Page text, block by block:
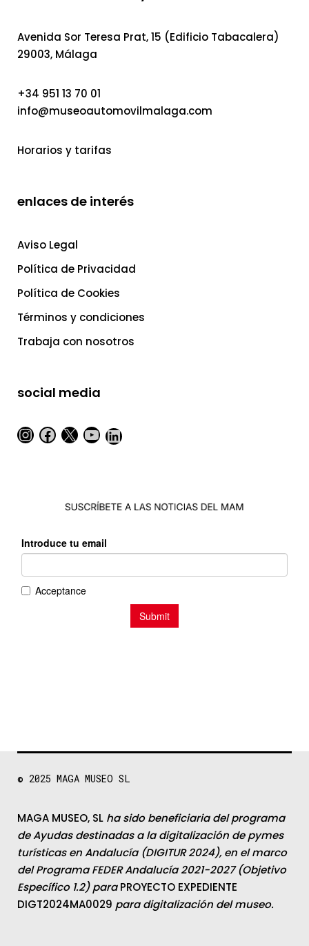
Avenida Sor Teresa Prat, 15 (Edificio Tabacalera)
29003, Málaga
+34 951 13 70 01
info@museoautomovilmalaga.com
Horarios y tarifas
enlaces de interés
Aviso Legal
Política de Privacidad
Política de Cookies
Términos y condiciones
Trabaja con nosotros
social media
Instagram
Facebook
X YouTube
LinkedIn
© 2025 MAGA MUSEO SL
MAGA MUSEO, SL ha sido beneficiaria del programa
de Ayudas destinadas a la digitalización de pymes
turísticas en Andalucía (DIGITUR 2024), en el marco
del Programa FEDER Andalucía 2021-2027 (Objetivo
Específico 1.2) paraPROYECTO EXPEDIENTE
DIGT2024MA0029 para digitalización del museo.